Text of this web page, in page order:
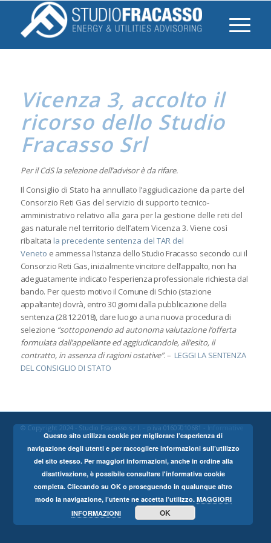
Vicenza 3, accolto il
ricorso dello Studio
Fracasso Srl
Per il CdS la selezione dell’advisor è da rifare.
Il Consiglio di Stato ha annullato l’aggiudicazione da parte del
Consorzio Reti Gas del servizio di supporto tecnico-
amministrativo relativo alla gara per la gestione delle reti del
gas naturale nel territorio dell’atem Vicenza 3. Viene così
ribaltata la precedente sentenza del TAR del
Veneto e ammessa l’istanza dello Studio Fracasso secondo cui il
Consorzio Reti Gas, inizialmente vincitore dell’appalto, non ha
adeguatamente indicato l’esperienza professionale richiesta dal
bando. Per questo motivo il Comune di Schio (stazione
appaltante) dovrà, entro 30 giorni dalla pubblicazione della
sentenza (28.12.2018), dare luogo a una nuova procedura di
selezione “sottoponendo ad autonoma valutazione l’offerta
formulata dall’appellante ed aggiudicandole, all’esito, il
contratto, in assenza di ragioni ostative”. – LEGGI LA SENTENZA
DEL CONSIGLIO DI STATO
© Copyright 2024 - Studio Fracasso s.r.l. - p.iva 01607010681 -
Questo sito utilizza cookie per migliorare l’esperienza di
navigazione degli utenti e per raccogliere informazioni sull’utilizzo
del sito stesso. Per maggiori informazioni, anche in ordine alla
disattivazione, è possibile consultare l'informativa cookie
completa. Cliccando su OK o proseguendo in qualunque altro
modo la navigazione, l’utente ne accetta l’utilizzo. MAGGIORI
INFORMAZIONI
OK